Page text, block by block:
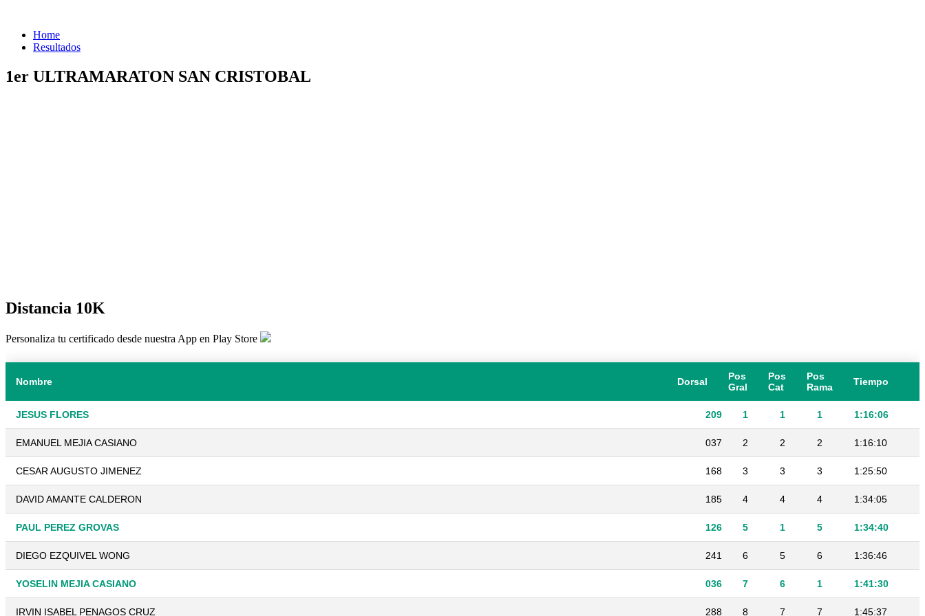
Home
Resultados
1er ULTRAMARATON SAN CRISTOBAL
Distancia 10K
Personaliza tu certificado desde nuestra App en Play Store
Nombre Dorsal
Pos
Gral
Pos
Cat
Pos
Rama
Tiempo
JESUS FLORES 209 1 1 1 1:16:06
EMANUEL MEJIA CASIANO 037 2 2 2 1:16:10
CESAR AUGUSTO JIMENEZ 168 3 3 3 1:25:50
DAVID AMANTE CALDERON 185 4 4 4 1:34:05
PAUL PEREZ GROVAS 126 5 1 5 1:34:40
DIEGO EZQUIVEL WONG 241 6 5 6 1:36:46
YOSELIN MEJIA CASIANO 036 7 6 1 1:41:30
IRVIN ISABEL PENAGOS CRUZ 288 8 7 7 1:45:37